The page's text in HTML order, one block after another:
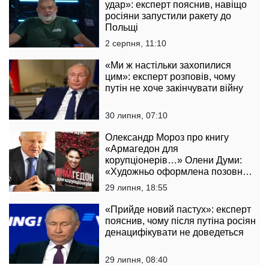
удар»: експерт пояснив, навіщо
росіяни запустили ракету до
Польщі
2 серпня, 11:10
«Ми ж настільки захопилися
цим»: експерт розповів, чому
путін не хоче закінчувати війну
30 липня, 07:10
Олександр Мороз про книгу
«Армагедон для
корупціонерів…» Олени Думи:
«Художньо оформлена позовна
заява до державної влади»
29 липня, 18:55
«Прийде новий пастух»: експерт
пояснив, чому після путіна росіян
денацифікувати не доведеться
29 липня, 08:40